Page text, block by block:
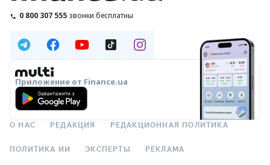
0 800 307 555 звонки бесплатны
Приложение от Finance.ua
О НАС РЕДАКЦИЯ РЕДАКЦИОННАЯ ПОЛИТИКА
ПОЛИТИКА ИИ ЭКСПЕРТЫ РЕКЛАМА